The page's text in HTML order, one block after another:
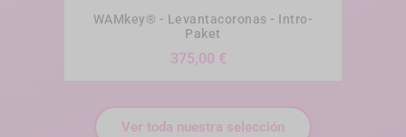
WAMkey® - Levantacoronas - Intro-
Paket
375,00 €
Ver toda nuestra selección